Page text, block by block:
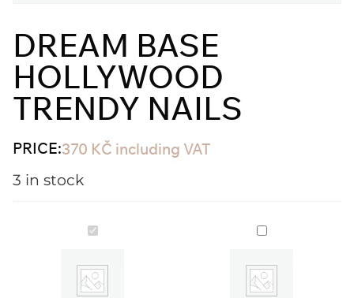
DREAM BASE
HOLLYWOOD
TRENDY NAILS
PRICE:370 KČ including VAT
3 in stock
Dream
base
Trendy
nails
Cover
base
PINK
JZ
Nails